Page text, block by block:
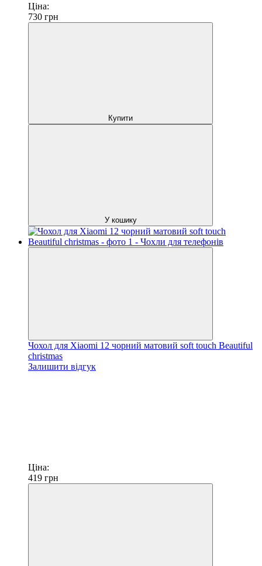
Ціна:
730 грн
Купити
У кошику
Чохол для Xiaomi 12 чорний матовий soft touch Beautiful
christmas
Залишити відгук
Ціна:
419 грн